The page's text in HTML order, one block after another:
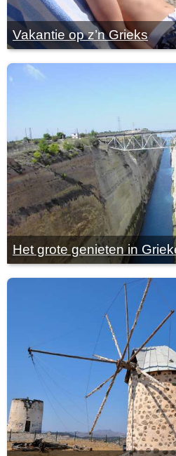
Vakantie op z’n Grieks
Het grote genieten in